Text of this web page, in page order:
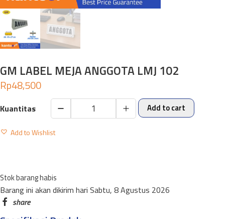
GM LABEL MEJA ANGGOTA LMJ 102
Stok barang habis
Rp48,500
GM
LABEL
102
quantity
Add to cart
Add to Wishlist
Barang ini akan dikirim hari Sabtu, 8 Agustus 2026